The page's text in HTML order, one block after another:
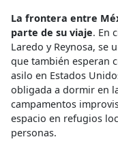
La frontera entre
parte de su viaje. En
Laredo y Reynosa, se
que también esperan
asilo en Estados
obligada a dormir en
campamentos
espacio en refugios
personas.